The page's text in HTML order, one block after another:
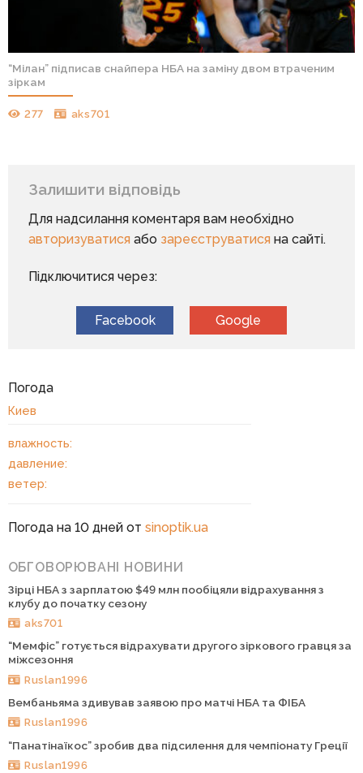
“Мілан” підписав снайпера НБА на заміну двом втраченим
зіркам
277 aks701
Залишити відповідь
Для надсилання коментаря вам необхідно
авторизуватисяабо зареєструватисяна сайті.
Підключитися через:
Facebook Google
Погода
Киев
влажность:
давление:
ветер:
Погода на 10 дней от sinoptik.ua
ОБГОВОРЮВАНІ НОВИНИ
Зірці НБА з зарплатою $49 млн пообіцяли відрахування з
клубу до початку сезону
aks701
“Мемфіс” готується відрахувати другого зіркового гравця за
міжсезоння
Ruslan1996
Вембаньяма здивував заявою про матчі НБА та ФІБА
Ruslan1996
“Панатінаїкос” зробив два підсилення для чемпіонату Греції
Ruslan1996